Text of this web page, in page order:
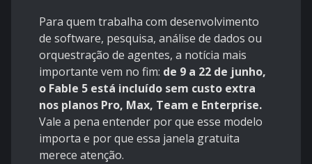
Para quem trabalha com desenvolvimento
de software, pesquisa, análise de dados ou
orquestração de agentes, a notícia mais
importante vem no fim: de 9 a 22 de junho,
o Fable 5 está incluído sem custo extra
nos planos Pro, Max, Team e Enterprise.
Vale a pena entender por que esse modelo
importa e por que essa janela gratuita
merece atenção.